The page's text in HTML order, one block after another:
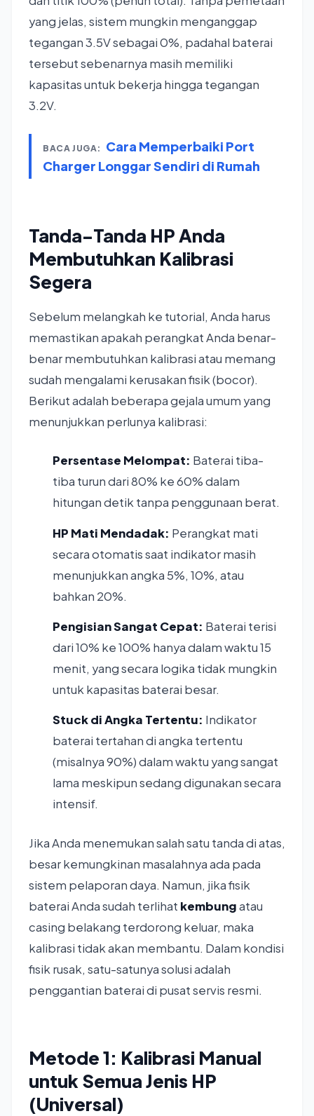
yang jelas, sistem mungkin menganggap
tegangan 3.5V sebagai 0%, padahal baterai
tersebut sebenarnya masih memiliki
kapasitas untuk bekerja hingga tegangan
3.2V.
BACA JUGA:
Cara Memperbaiki Port
Charger Longgar Sendiri di Rumah
Tanda-Tanda HP Anda
Membutuhkan Kalibrasi
Segera
Sebelum melangkah ke tutorial, Anda harus
memastikan apakah perangkat Anda benar-
benar membutuhkan kalibrasi atau memang
sudah mengalami kerusakan fisik (bocor).
Berikut adalah beberapa gejala umum yang
menunjukkan perlunya kalibrasi:
Persentase Melompat: Baterai tiba-
tiba turun dari 80% ke 60% dalam
hitungan detik tanpa penggunaan berat.
HP Mati Mendadak: Perangkat mati
secara otomatis saat indikator masih
menunjukkan angka 5%, 10%, atau
bahkan 20%.
Pengisian Sangat Cepat: Baterai terisi
dari 10% ke 100% hanya dalam waktu 15
menit, yang secara logika tidak mungkin
untuk kapasitas baterai besar.
Stuck di Angka Tertentu: Indikator
baterai tertahan di angka tertentu
(misalnya 90%) dalam waktu yang sangat
lama meskipun sedang digunakan secara
intensif.
Jika Anda menemukan salah satu tanda di atas,
besar kemungkinan masalahnya ada pada
sistem pelaporan daya. Namun, jika fisik
baterai Anda sudah terlihat kembungatau
casing belakang terdorong keluar, maka
kalibrasi tidak akan membantu. Dalam kondisi
fisik rusak, satu-satunya solusi adalah
penggantian baterai di pusat servis resmi.
Metode 1: Kalibrasi Manual
untuk Semua Jenis HP
(Universal)